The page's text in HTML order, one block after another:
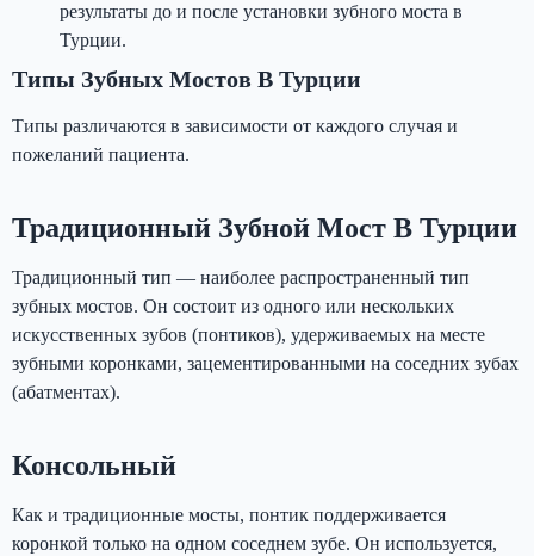
результаты до и после установки зубного моста в
Турции.
Типы Зубных Мостов В Турции
Типы различаются в зависимости от каждого случая и
пожеланий пациента.
Традиционный Зубной Мост В Турции
Традиционный тип — наиболее распространенный тип
зубных мостов. Он состоит из одного или нескольких
искусственных зубов (понтиков), удерживаемых на месте
зубными коронками, зацементированными на соседних зубах
(абатментах).
Консольный
Как и традиционные мосты, понтик поддерживается
коронкой только на одном соседнем зубе. Он используется,